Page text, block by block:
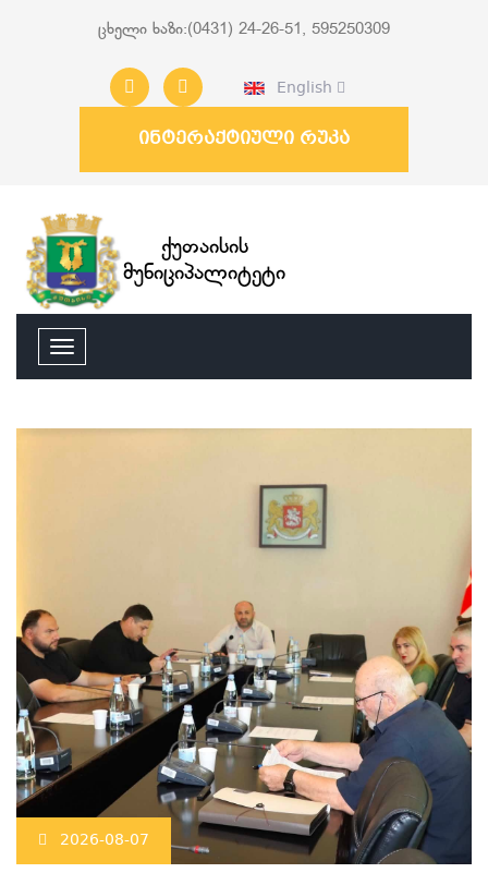
ცხელი ხაზი:(0431) 24-26-51, 595250309
English
ინტერაქტიული რუკა
ქუთაისის
მუნიციპალიტეტი
2026-08-07